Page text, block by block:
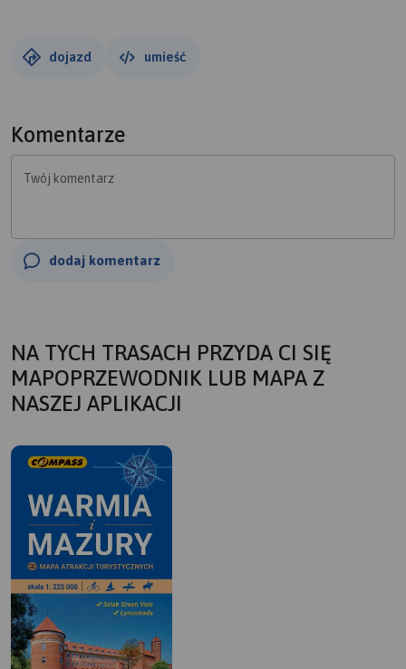
dojazd umieść
Komentarze
Twój komentarz
dodaj komentarz
NA TYCH TRASACH PRZYDA CI SIĘ
MAPOPRZEWODNIK LUB MAPA Z
NASZEJ APLIKACJI